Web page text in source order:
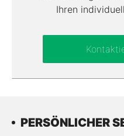
Ihren
PERSÖNLICHER